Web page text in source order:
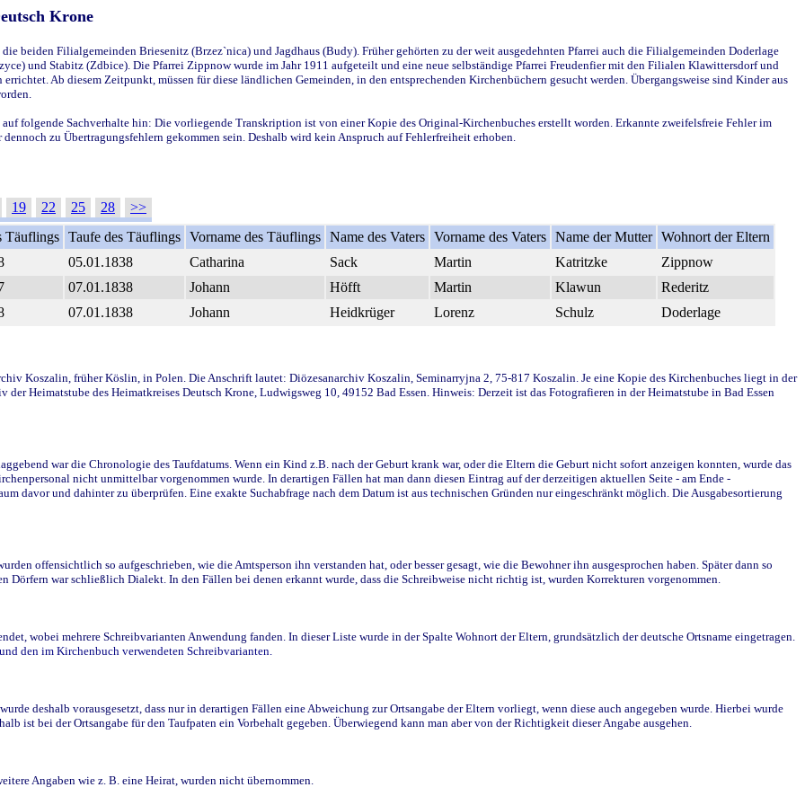
Krone
beiden Filialgemeinden Briesenitz (Brzez`nica) und Jagdhaus (Budy). Früher gehörten zu der weit ausgedehnten Pfarrei auch die Filialgemeinden Doderlage
und Stabitz (Zdbice). Die Pfarrei Zippnow wurde im Jahr 1911 aufgeteilt und eine neue selbständige Pfarrei Freudenfier mit den Filialen Klawittersdorf und
Ab diesem Zeitpunkt, müssen für diese ländlichen Gemeinden, in den entsprechenden Kirchenbüchern gesucht werden. Übergangsweise sind Kinder aus
folgende Sachverhalte hin: Die vorliegende Transkription ist von einer Kopie des Original-Kirchenbuches erstellt worden. Erkannte zweifelsfreie Fehler im
zu Übertragungsfehlern gekommen sein. Deshalb wird kein Anspruch auf Fehlerfreiheit erhoben.
19 22 25 28
>>
Täuflings Taufe des Täuflings Vorname des Täuflings Name des Vaters Vorname des Vaters Name der Mutter Wohnort der Eltern
05.01.1838 Catharina Sack Martin Katritzke
Zippnow
07.01.1838 Johann Höfft Martin Klawun
Rederitz
07.01.1838 Johann Heidkrüger Lorenz Schulz Doderlage
Koszalin, früher Köslin, in Polen. Die Anschrift lautet: Diözesanarchiv Koszalin, Seminarryjna 2, 75-817 Koszalin. Je eine Kopie des Kirchenbuches liegt in der
Heimatstube des Heimatkreises Deutsch Krone, Ludwigsweg 10, 49152 Bad Essen. Hinweis: Derzeit ist das Fotografieren in der Heimatstube in Bad Essen
war die Chronologie des Taufdatums. Wenn ein Kind z.B. nach der Geburt krank war, oder die Eltern die Geburt nicht sofort anzeigen konnten, wurde das
nicht unmittelbar vorgenommen wurde. In derartigen Fällen hat man dann diesen Eintrag auf der derzeitigen aktuellen Seite - am Ende -
davor und dahinter zu überprüfen. Eine exakte Suchabfrage nach dem Datum ist aus technischen Gründen nur eingeschränkt möglich. Die Ausgabesortierung
offensichtlich so aufgeschrieben, wie die Amtsperson ihn verstanden hat, oder besser gesagt, wie die Bewohner ihn ausgesprochen haben. Später dann so
Dörfern war schließlich Dialekt. In den Fällen bei denen erkannt wurde, dass die Schreibweise nicht richtig ist, wurden Korrekturen vorgenommen.
wobei mehrere Schreibvarianten Anwendung fanden. In dieser Liste wurde in der Spalte Wohnort der Eltern, grundsätzlich der deutsche Ortsname eingetragen.
den im Kirchenbuch verwendeten Schreibvarianten.
deshalb vorausgesetzt, dass nur in derartigen Fällen eine Abweichung zur Ortsangabe der Eltern vorliegt, wenn diese auch angegeben wurde. Hierbei wurde
ist bei der Ortsangabe für den Taufpaten ein Vorbehalt gegeben. Überwiegend kann man aber von der Richtigkeit dieser Angabe ausgehen.
Angaben wie z. B. eine Heirat, wurden nicht übernommen.